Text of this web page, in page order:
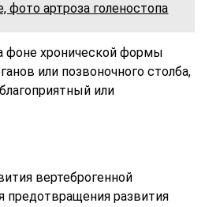
артроза голеностопа
фоне хронической формы
или позвоночного столба,
или
вертеброгенной
предотвращения развития